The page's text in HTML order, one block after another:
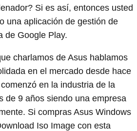
Si es así, entonces usted
una aplicación de gestión de
de Google Play.
charlamos de Asus hablamos
en el mercado desde hace
en la industria de la
de 9 años siendo una empresa
Si compras Asus Windows
Iso Image con esta